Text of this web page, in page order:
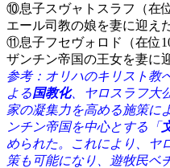
⑩息子スヴャトスラフ（在
エール司教の娘を妻に迎え
⑪息子フセヴォロド（在位
ザンチン帝国の王女を妻に
参考：オリハのキリスト教
よる国教化、ヤロスラフ大
家の凝集力を高める施策に
ンチン帝国を中心とする「
められた。これにより、ヤ
策も可能になり、遊牧民ベ